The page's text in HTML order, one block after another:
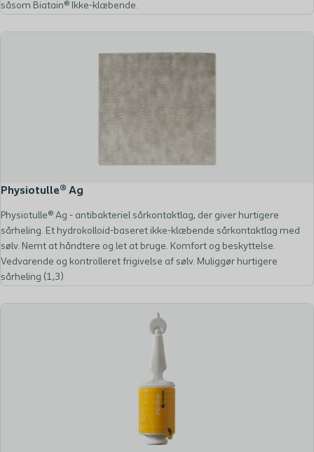
såsom Biatain® Ikke-klæbende.
Physiotulle® Ag
Physiotulle® Ag - antibakteriel sårkontaktlag, der giver hurtigere
sårheling. Et hydrokolloid-baseret ikke-klæbende sårkontaktlag med
sølv. Nemt at håndtere og let at bruge. Komfort og beskyttelse.
Vedvarende og kontrolleret frigivelse af sølv. Muliggør hurtigere
sårheling (1,3)